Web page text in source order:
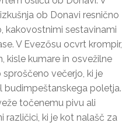
ob Donavi resnično
kakovostnimi sestavinami
V Evezősu ocvrt krompir,
kisle kumare in osvežilne
večerjo, ki je
budimpeštanskega poletja.
točenemu pivu ali
različici, ki je kot nalašč za